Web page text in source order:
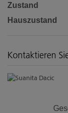
Zustand
Hauszustand
Kontaktieren